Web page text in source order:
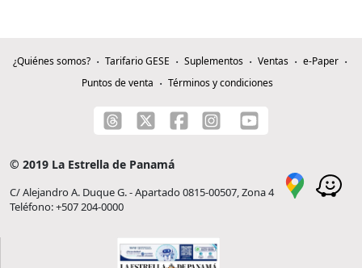
¿Quiénes somos? Tarifario GESE Suplementos Ventas
e-Paper
Puntos de venta
Términos y condiciones
© 2019 La Estrella de Panamá
C/ Alejandro A. Duque G. - Apartado 0815-00507, Zona 4
Teléfono: +507 204-0000